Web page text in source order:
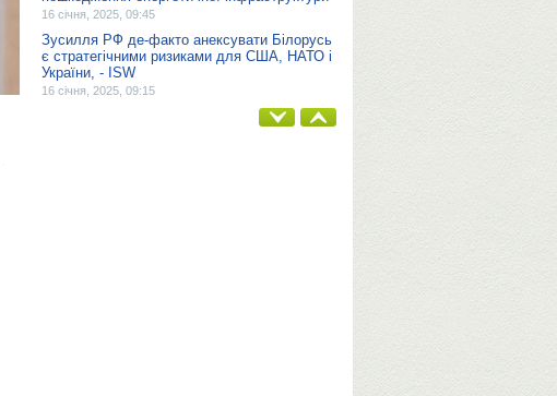
16 січня, 2025, 09:45
Зусилля РФ де-факто анексувати Білорусь
є стратегічними ризиками для США, НАТО і
України, - ISW
16 січня, 2025, 09:15